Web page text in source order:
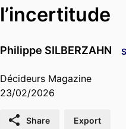
l’incertitude
Philippe SILBERZAHN
Décideurs Magazine
23/02/2026
Share Export